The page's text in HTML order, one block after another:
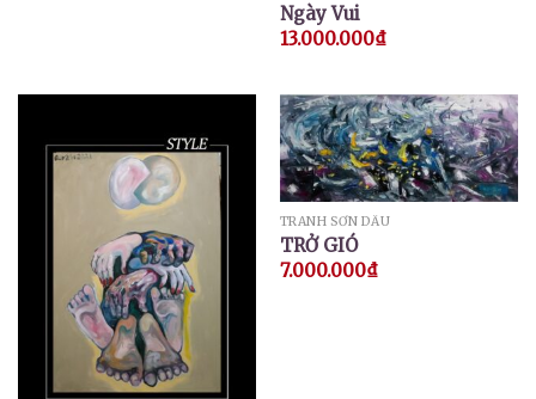
Ngày Vui
13.000.000₫
TRANH SƠN DẦU
TRỞ GIÓ
7.000.000₫